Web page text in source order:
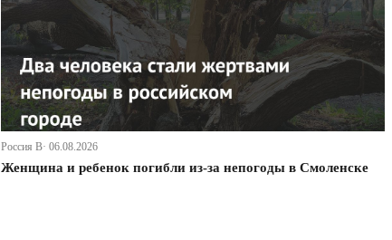
Россия В· 06.08.2026
Женщина и ребенок погибли из-за непогоды в Смоленске